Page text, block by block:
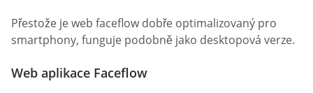
Přestože je web faceflow dobře optimalizovaný pro
smartphony, funguje podobně jako desktopová verze.
Web aplikace Faceflow